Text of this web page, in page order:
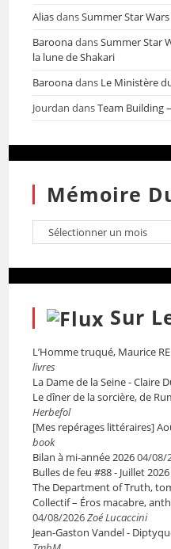
AliasdansSummer Star
BaroonadansSummer Star
la lune de Shakari
Baroonadans Le Ministère
Jourdan dansTeam Building
Mémoire
Sur
L’Homme truqué, Maurice
livres
La Dame de la Seine - Claire
Le dîner de la sorcière, de
Herbefol
[Mes repérages littéraires]
book
Bilan à mi-année 202604/08/
Bulles de feu #88 - Juillet 2026
The Department of Truth,
Collectif – Éros macabre,
04/08/2026Zoé Lucaccini
Jean-Gaston Vandel -